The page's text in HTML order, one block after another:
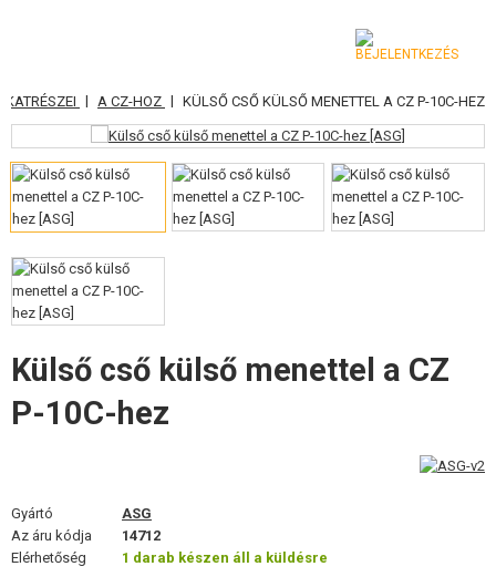
KATEGÓRIA
AIRSOFT FEGYVEREK
LÉGFEGYVEREK, CSÚZLIK
GRÁNÁTVETŐK, GRÁNÁTOK
LÖVEDÉK, GÁZ
AKKUMULÁTOROK, TÖLTŐK
TÁRAK
FELSZERELÉS, EGYENRUHA, TOKOK
ÁLCÁZÁS, FESTÉK, SZALAG
| A CZ-HOZ | KÜLSŐ CSŐ KÜLSŐ MENETTEL A CZ P-10C-HEZ
Külső cső külső menettel a CZ
P-10C-hez
Gyártó
ASG
Az áru kódja
14712
Elérhetőség
1 darab készen áll a küldésre